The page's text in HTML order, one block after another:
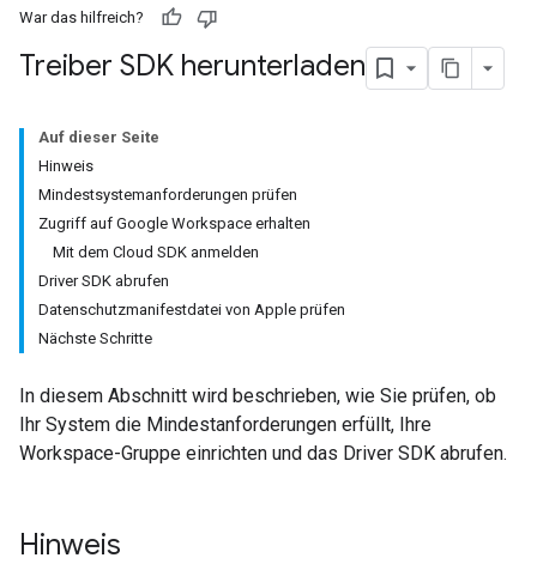
War das hilfreich?
Treiber SDK herunterladen
Auf dieser Seite
Hinweis
Mindestsystemanforderungen prüfen
Zugriff auf Google Workspace erhalten
Mit dem Cloud SDK anmelden
Driver SDK abrufen
Datenschutzmanifestdatei von Apple prüfen
Nächste Schritte
In diesem Abschnitt wird beschrieben, wie Sie prüfen, ob
Ihr System die Mindestanforderungen erfüllt, Ihre
Workspace-Gruppe einrichten und das Driver SDK abrufen.
Hinweis